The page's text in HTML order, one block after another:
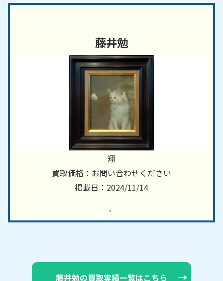
藤井勉
翔
買取価格：お問い合わせください
掲載日：2024/11/14
藤井勉の買取実績一覧はこちら